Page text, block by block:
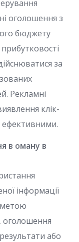
оголошення з
бюджету
за
Рекламні
клік-
в оману в
інформації
оголошення
або